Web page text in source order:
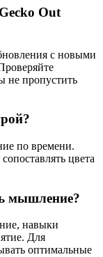
Out
с новыми
не пропустить
по времени.
цвета
мышление?
навыки
Для
оптимальные